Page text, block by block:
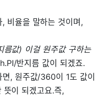
비율을 말하는 것이며,
름값) 이걸 원주값 구하는
반지름 값이 되겠죠.
, 원주값/360이 1도 값이
이 되겠고요.즉,